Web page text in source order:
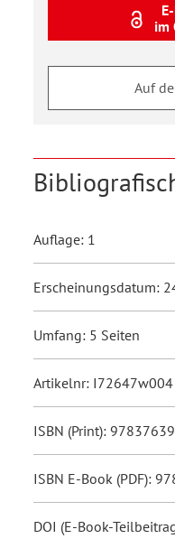
im
Auf
Auflage: 1
Erscheinungsdatum:
Umfang: 5 Seiten
Artikelnr: I72647w004
ISBN (Print):
ISBN E-Book (PDF):
DOI (E-Book-